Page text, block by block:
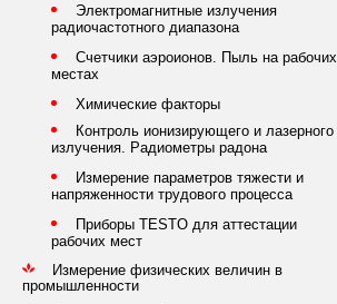
Электромагнитные излучения
радиочастотного диапазона
Счетчики аэроионов. Пыль на рабочих
местах
Химические факторы
Контроль ионизирующего и лазерного
излучения. Радиометры радона
Измерение параметров тяжести и
напряженности трудового процесса
Приборы TESTO для аттестации
рабочих мест
Измерение физических величин в
промышленности